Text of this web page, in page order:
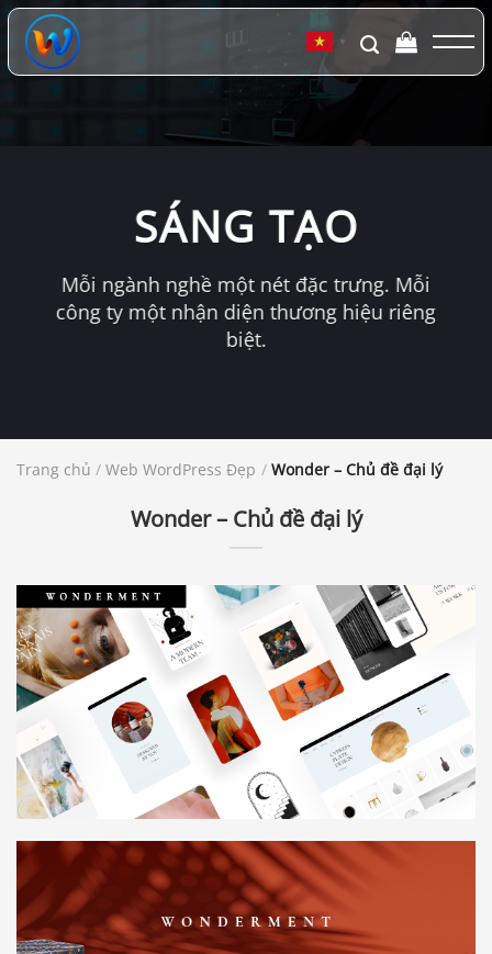
Chuyển
đến
dung
▼
SÁNG TẠO
Mỗi ngành nghề một nét đặc trưng. Mỗi
công ty một nhận diện thương hiệu riêng
biệt.
Trang chủ / Web WordPress Đẹp / Wonder – Chủ đề đại lý
Wonder – Chủ đề đại lý